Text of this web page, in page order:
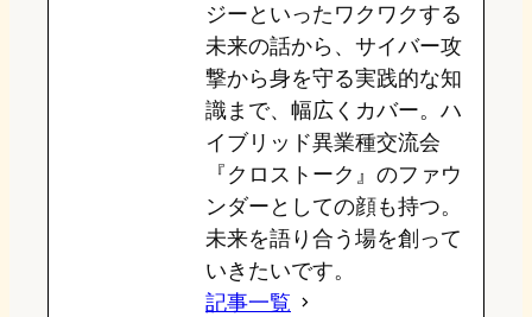
ジーといったワクワクする
未来の話から、サイバー攻
撃から身を守る実践的な知
識まで、幅広くカバー。ハ
イブリッド異業種交流会
『クロストーク』のファウ
ンダーとしての顔も持つ。
未来を語り合う場を創って
いきたいです。
記事一覧